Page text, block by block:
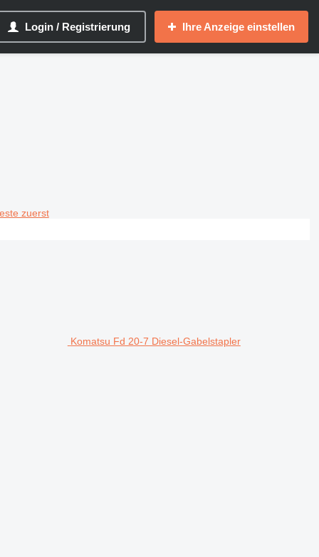
Login / Registrierung Ihre Anzeige einstellen
zuerst
Komatsu Fd 20-7 Diesel-Gabelstapler